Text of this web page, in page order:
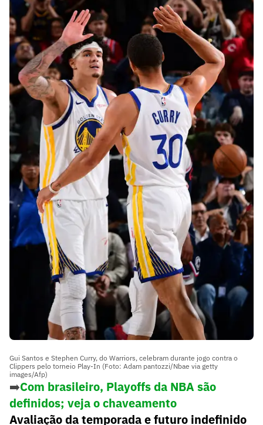
Gui Santos e Stephen Curry, do Warriors, celebram durante jogo contra o
Clippers pelo torneio Play-In (Foto: Adam pantozzi/Nbae via getty
images/Afp)
➡️Com brasileiro, Playoffs da NBA são
definidos; veja o chaveamento
Avaliação da temporada e futuro indefinido